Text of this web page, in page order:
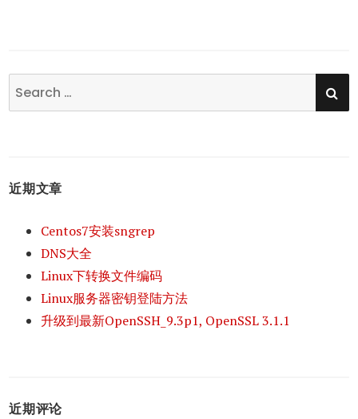
Search
for:
近期文章
Centos7安装sngrep
DNS大全
Linux下转换文件编码
Linux服务器密钥登陆方法
升级到最新OpenSSH_9.3p1, OpenSSL 3.1.1
近期评论